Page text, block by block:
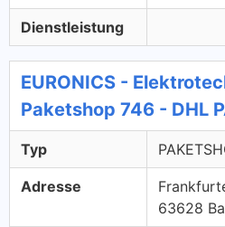
Dienstleistung
EURONICS -
Paketshop 746 - DHL
Typ
Adresse
63628